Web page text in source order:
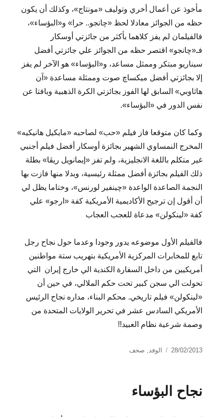
مأخوذ عن أعمال أخري وتوليف «مونتاج»، وكذلك أن يكون
حظه من الجوائز معادلا لحظ «چانجو.. حرا» و«البؤساء»،
فالفيلمان لم يفز كلاهما بأكثر من جائزتي أوسكار
فـ«چانجو» اقتصر حظه من الجوائز علي جائزتي أفضل
سيناريو مبتكر وممثل مساعد، و«البؤساء» هو الآخر لم يفز
إلا بجائزتي أفضل ميكساچ صوت وممثلة مساعدة «آن
هاثاوبي» السابق لها الفوز بجائزتي الكرة الذهبية وبافتا عن
نفس الدور في «البؤساء».
وكما كان متوقعا فاز فيلم «حب» لصاحبه «مايكيل هانيكيه»
المخرج النمساوي الشهير بجائزة أوسكار أفضل فيلم أجنبي
غير متكلم باللغة الانجليزية، ولم تفز «إيمانويل ريڤا» بطلة
ذلك الفيلم بجائزة أفضل ممثلة رئيسية، وبدلا منها فازت بها
النجمة الصاعدة الواعدة «چينفير لورنس»، وختاما يظل لي
أن أقول إن ترجيح الأكاديمية الأمريكية كفة «ارجو» علي
كفة «لينكولن» مدعاة للعجب العجاب
فالفيلم الأول موضوعه يدور وجودا وعدما حول نجاح رجل
تابع للمخابرات المركزية الأمريكية بتهريب ستة مواطنين
أمريكيين من داخل السفارة الكندية الي خارج إيران التي
تحولت الي سجن كبير تحت حكم الملالي، في حين أن
«لينكولن» فيلم تاريخي. محكم البناء، مداره نجاح الرئيس
الأمريكي السادس عشر في تحرير الولايات المتحدة من
وصمة شرعية نظام العبيد!!
نُشرت
28/02/2013 التصنيفات
الوفد صحف
نجاح البؤساء